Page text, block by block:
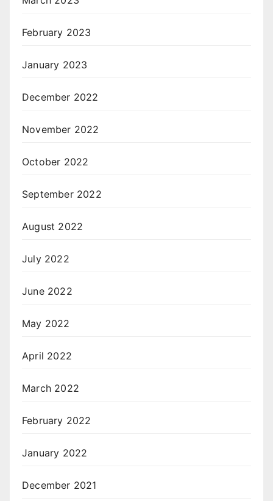
February 2023
January 2023
December 2022
November 2022
October 2022
September 2022
August 2022
July 2022
June 2022
May 2022
April 2022
March 2022
February 2022
January 2022
December 2021